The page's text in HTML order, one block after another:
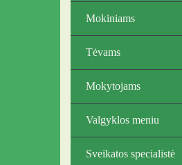
Mokiniams
Tėvams
Mokytojams
Valgyklos meniu
Sveikatos specialistė